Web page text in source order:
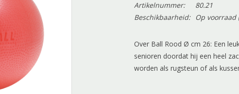
Artikelnummer:
80.21
Beschikbaarheid:
Op voorraad
Over Ball Rood Ø cm 26: Een
senioren doordat hij een heel
worden als rugsteun of als